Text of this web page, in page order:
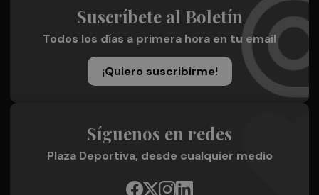
Suscríbete al Boletín
Todos los días a primera hora en tu email
¡Quiero suscribirme!
Síguenos en redes
Plaza Deportiva, desde cualquier medio